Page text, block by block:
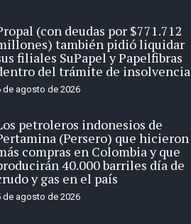
(con deudas por $771.712
también pidió liquidar
filiales SuPapel y Papelfibras
del trámite de insolvencia
de agosto de 2026
petroleros indonesios de
(Persero) que hicieron
compras en Colombia y que
40.000 barriles día de
y gas en el país
de agosto de 2026